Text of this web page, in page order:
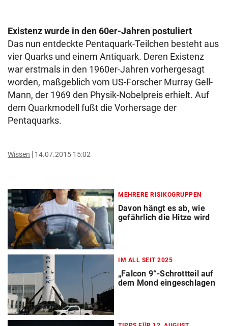
Existenz wurde in den 60er-Jahren postuliert
Das nun entdeckte Pentaquark-Teilchen besteht aus
vier Quarks und einem Antiquark. Deren Existenz
war erstmals in den 1960er-Jahren vorhergesagt
worden, maßgeblich vom US-Forscher Murray Gell-
Mann, der 1969 den Physik-Nobelpreis erhielt. Auf
dem Quarkmodell fußt die Vorhersage der
Pentaquarks.
Wissen 14.07.2015 15:02
MEHRERE RISIKOGRUPPEN
Davon hängt es ab, wie
gefährlich die Hitze wird
IM ALL SEIT 2025
„Falcon 9“-Schrottteil auf
dem Mond eingeschlagen